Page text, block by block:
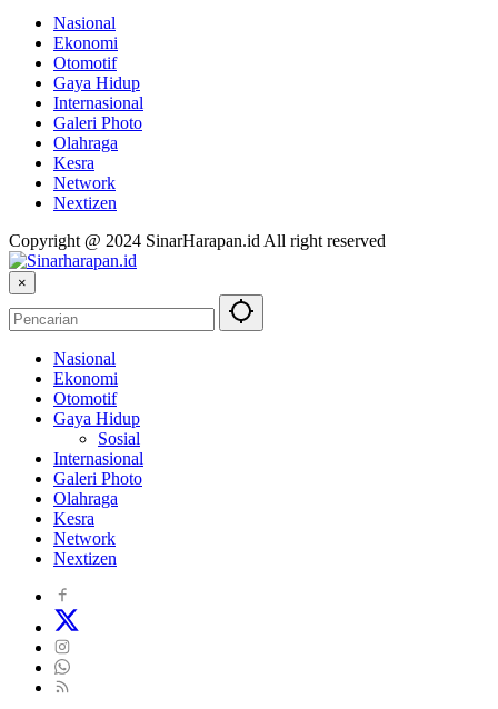
Nasional
Ekonomi
Otomotif
Gaya Hidup
Internasional
Galeri Photo
Olahraga
Kesra
Network
Nextizen
Copyright @ 2024 SinarHarapan.id All right reserved
×
Nasional
Ekonomi
Otomotif
Gaya Hidup
Sosial
Internasional
Galeri Photo
Olahraga
Kesra
Network
Nextizen